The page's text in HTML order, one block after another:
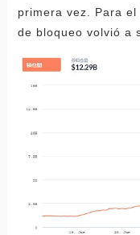
primera vez. Para
de bloqueo volvió a